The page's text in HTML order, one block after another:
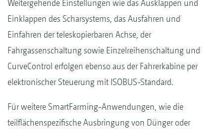
Weitergehende Einstellungen wie das Ausklappen und
Einklappen des Scharsystems, das Ausfahren und
Einfahren der teleskopierbaren Achse, der
Fahrgassenschaltung sowie Einzelreihenschaltung und
CurveControl erfolgen ebenso aus der Fahrerkabine per
elektronischer Steuerung mit ISOBUS-Standard.
Für weitere SmartFarming-Anwendungen, wie die
teilflächenspezifische Ausbringung von Dünger oder